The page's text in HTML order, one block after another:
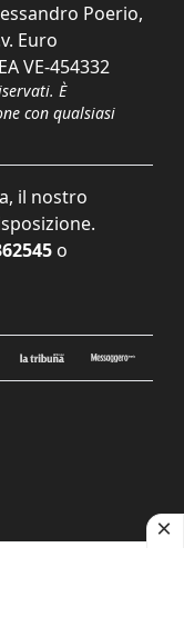
Poerio,
Euro
VE-454332
È
con qualsiasi
il nostro
o